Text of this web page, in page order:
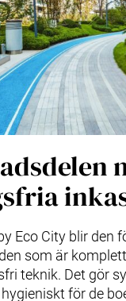
Eco City blir den
som är
teknik. Det gör
för de